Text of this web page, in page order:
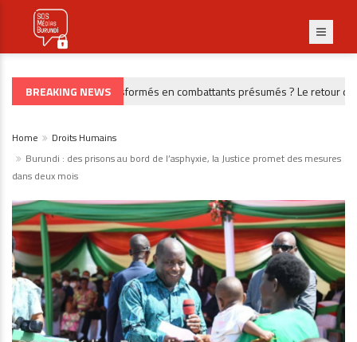
BREAKING NEWS
RDC Des civils transformés en combattants présumés ? Le retour de 39
Home
Droits Humains
Burundi : des prisons au bord de l’asphyxie, la Justice promet des mesures
dans deux mois